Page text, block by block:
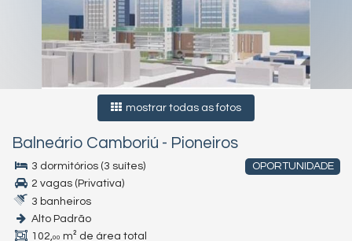
mostrar todas as fotos
Balneário Camboriú - Pioneiros
OPORTUNIDADE
3 dormitórios (3 suítes)
2 vagas (Privativa)
3 banheiros
Alto Padrão
102,00 m² de área total